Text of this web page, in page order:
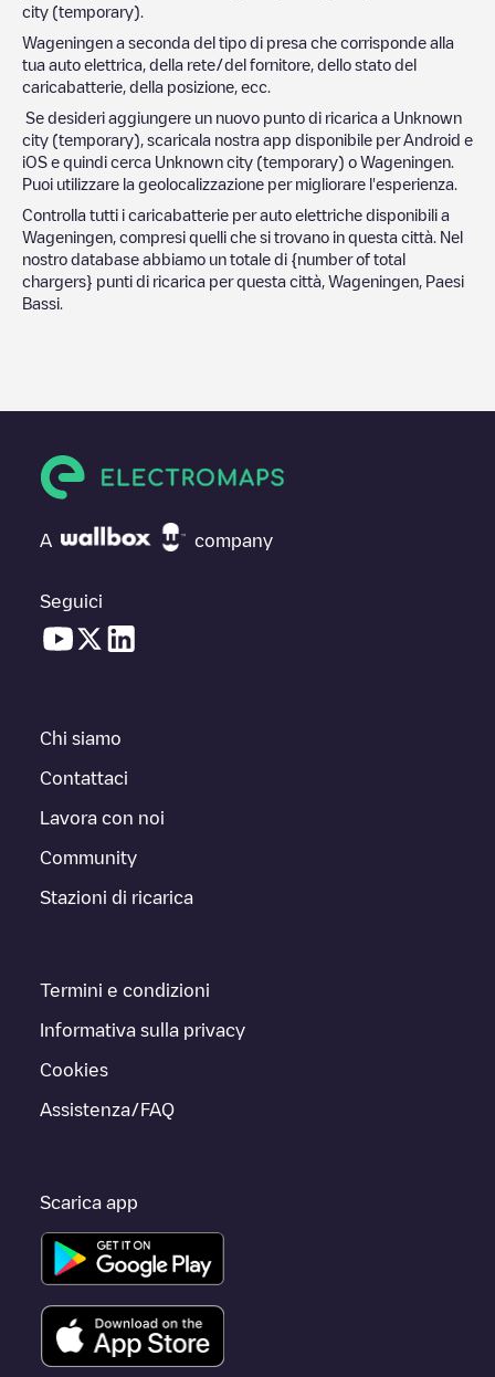
city (temporary)
Wageningen a seconda del tipo di presa che corrisponde alla
tua auto elettrica, della rete/del fornitore, dello stato del
caricabatterie, della posizione, ecc.
Se desideri aggiungere un nuovo punto di ricarica a Unknown
city (temporary) , scaricala nostra app disponibile per Android e
iOS e quindi cerca Unknown city (temporary) o Wageningen
Puoi utilizzare la geolocalizzazione per migliorare l'esperienza.
Controlla tutti i caricabatterie per auto elettriche disponibili a
Wageningen , compresi quelli che si trovano in questa città. Nel
nostro database abbiamo un totale di {number of total
chargers} punti di ricarica per questa città, Wageningen Paesi
Bassi
A company
Seguici
Chi siamo
Contattaci
Lavora con noi
Community
Stazioni di ricarica
Termini e condizioni
Informativa sulla privacy
Cookies
Assistenza/FAQ
Scarica app